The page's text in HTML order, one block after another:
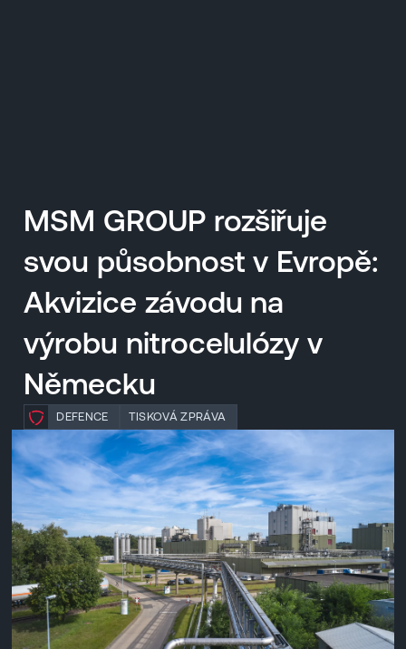
MSM GROUP rozšiřuje
svou působnost v Evropě:
Akvizice závodu na
výrobu nitrocelulózy v
Německu
DEFENCE TISKOVÁ ZPRÁVA